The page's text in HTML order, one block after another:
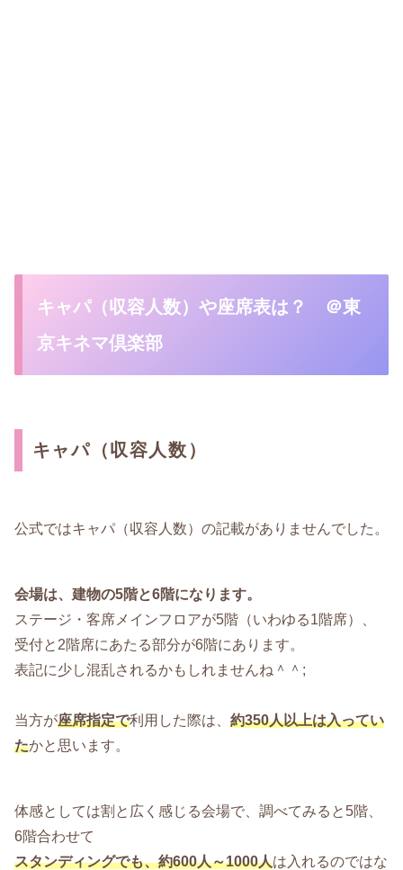
キャパ（収容人数）や座席表は？ ＠東
京キネマ倶楽部
キャパ（収容人数）
公式ではキャパ（収容人数）の記載がありませんでした。
会場は、建物の5階と6階になります。
ステージ・客席メインフロアが5階（いわゆる1階席）、
受付と2階席にあたる部分が6階にあります。
表記に少し混乱されるかもしれませんね＾＾;
当方が座席指定で利用した際は、 約350人以上は入ってい
たかと思います。
体感としては割と広く感じる会場で、調べてみると5階、
6階合わせて
スタンディングでも、約600人～1000人は入れるのではな